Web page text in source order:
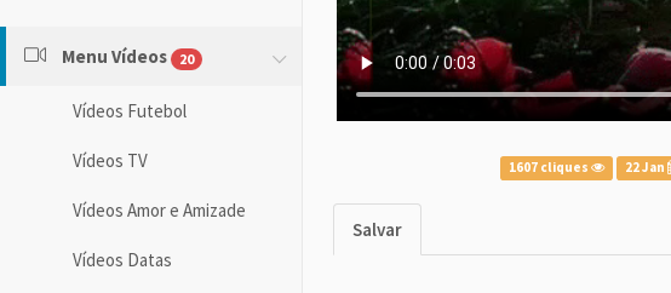
Menu Vídeos 20
Vídeos Futebol
Vídeos TV
Vídeos Amor e Amizade
Vídeos Datas
1607 cliques 22 Jan
Salvar